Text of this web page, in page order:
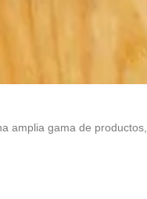
amplia gama de